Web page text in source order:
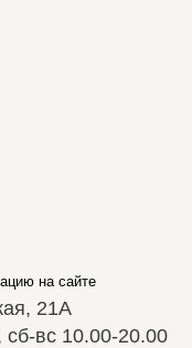
на сайте
21А
вс 10.00-20.00